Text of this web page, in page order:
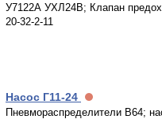
У7122А УХЛ24В; Клапан
20-32-2-11
Насос Г11-24
Пневмораспределители В64;